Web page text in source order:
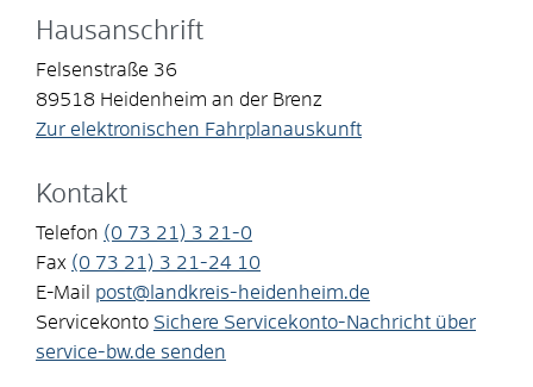
Hausanschrift
Felsenstraße 36
89518 Heidenheim an der Brenz
Zur elektronischen Fahrplanauskunft
Kontakt
Telefon (0 73 21) 3 21-0
Fax (0 73 21) 3 21-24 10
E-Mail
post@landkreis-heidenheim.de
Servicekonto Sichere Servicekonto-Nachricht über
service-bw.de senden